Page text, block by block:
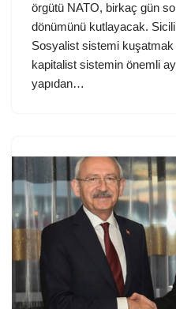
örgütü NATO, birkaç gün
dönümünü kutlayacak.
Sosyalist sistemi
kapitalist sistemin önemli
yapıdan…